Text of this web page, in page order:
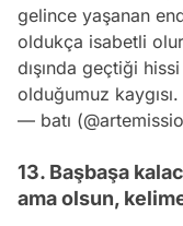
gelince yaşanan
oldukça isabetli
dışında geçtiği
olduğumuz kaygısı.
— batı
13. Başbaşa
ama olsun,